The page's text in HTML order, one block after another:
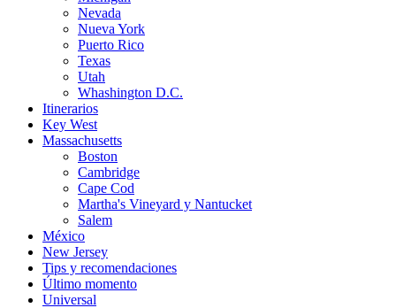
Nevada
Nueva York
Puerto Rico
Texas
Utah
Whashington D.C.
Itinerarios
Key West
Massachusetts
Boston
Cambridge
Cape Cod
Martha's Vineyard y Nantucket
Salem
México
New Jersey
Tips y recomendaciones
Último momento
Universal